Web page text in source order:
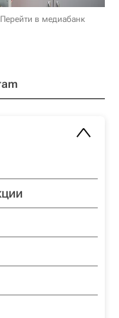
Перейти в медиабанк